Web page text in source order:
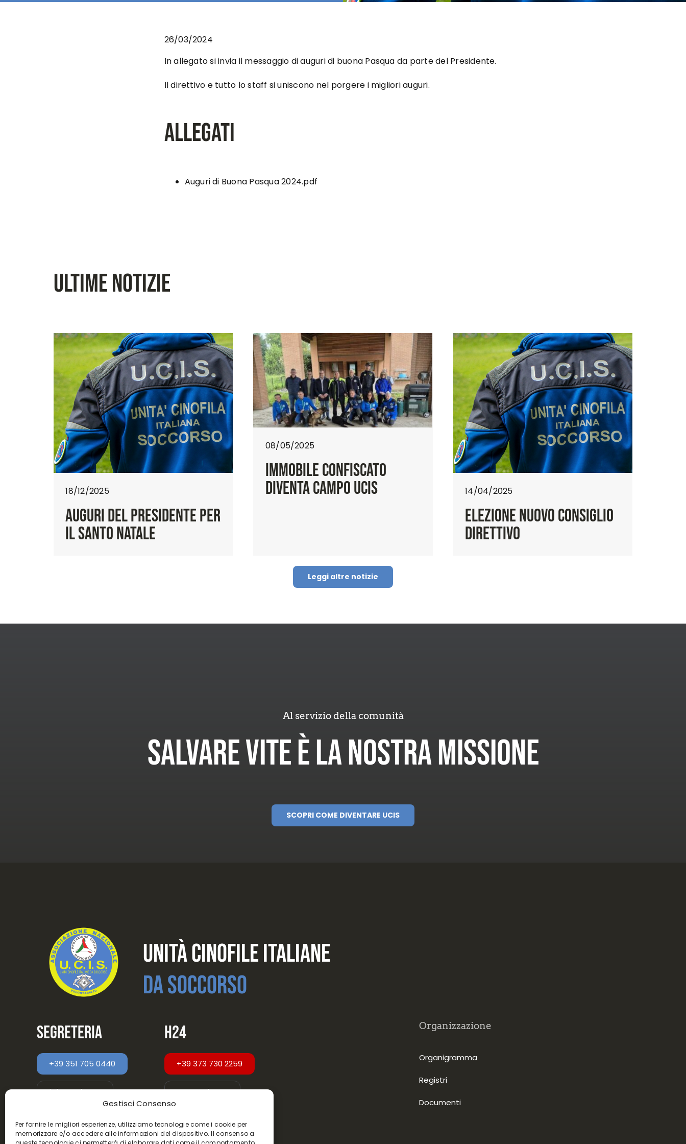
Gestisci Consenso
Per fornire le migliori esperienze, utilizziamo tecnologie come i cookie per
memorizzare e/o accedere alle informazioni del dispositivo. Il consenso a
26/03/2024
In allegato si invia il messaggio di auguri di buona Pasqua da parte del Presidente.
Il direttivo e tutto lo staff si uniscono nel porgere i migliori auguri.
Allegati
Auguri di Buona Pasqua 2024.pdf
Ultime Notizie
18/12/2025
AUGURI DEL PRESIDENTE PER
IL SANTO NATALE
08/05/2025
Immobile Confiscato
Diventa Campo UCIS
14/04/2025
ELEZIONE NUOVO CONSIGLIO
DIRETTIVO
Leggi altre notizie
Al servizio della comunità
Salvare Vite È La Nostra Missione
SCOPRI COME DIVENTARE UCIS
Unità Cinofile Italiane
Da Soccorso
Segreteria
+39 351 705 0440
info@ucis.org
H24
+39 373 730 2259
sou@ucis.org
Organizzazione
Organigramma
Registri
Documenti